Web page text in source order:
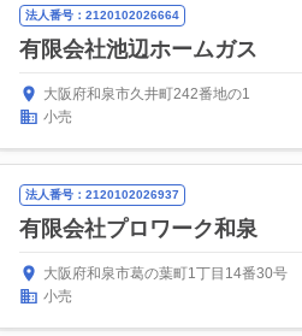
法人番号：2120102026664
有限会社池辺ホームガス
大阪府和泉市久井町242番地の1
小売
法人番号：2120102026937
有限会社プロワーク和泉
大阪府和泉市葛の葉町1丁目14番30号
小売